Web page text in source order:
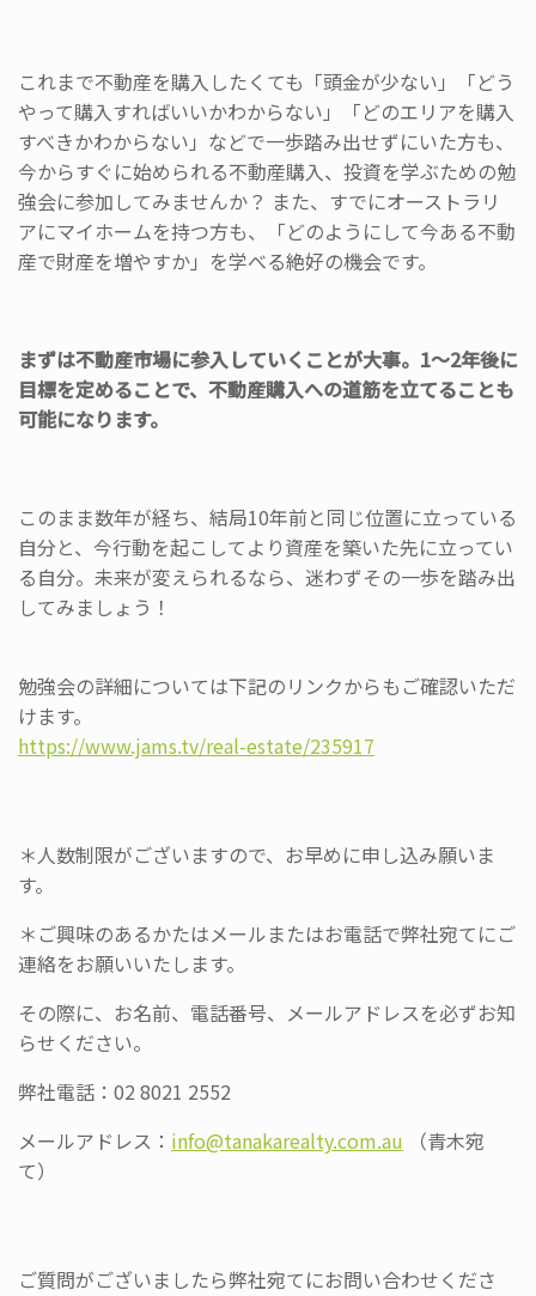
これまで不動産を購入したくても「頭金が少ない」「どう
やって購入すればいいかわからない」「どのエリアを購入
すべきかわからない」などで一歩踏み出せずにいた方も、
今からすぐに始められる不動産購入、投資を学ぶための勉
強会に参加してみませんか？ また、すでにオーストラリ
アにマイホームを持つ方も、「どのようにして今ある不動
産で財産を増やすか」を学べる絶好の機会です。
まずは不動産市場に参入していくことが大事。1〜2年後に
目標を定めることで、不動産購入への道筋を立てることも
可能になります。
このまま数年が経ち、結局10年前と同じ位置に立っている
自分と、今行動を起こしてより資産を築いた先に立ってい
る自分。未来が変えられるなら、迷わずその一歩を踏み出
してみましょう！
勉強会の詳細については下記のリンクからもご確認いただ
けます。
https://www.jams.tv/real-estate/235917
＊人数制限がございますので、お早めに申し込み願いま
す。
＊ ご興味のあるかたはメールまたはお電話で弊社宛てにご
連絡をお願いいたします。
その際に、お名前、電話番号、 メールアドレスを必ずお知
らせください。
弊社電話：02 8021 2552
メールアドレス： info@tanakarealty.com.au （青木宛
て）
ご質問がございましたら弊社宛てにお問い合わせくださ